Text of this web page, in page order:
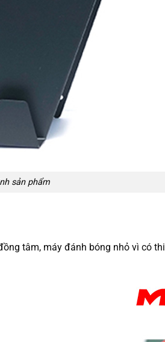
sản phẩm
tâm, máy đánh bóng nhỏ vì có